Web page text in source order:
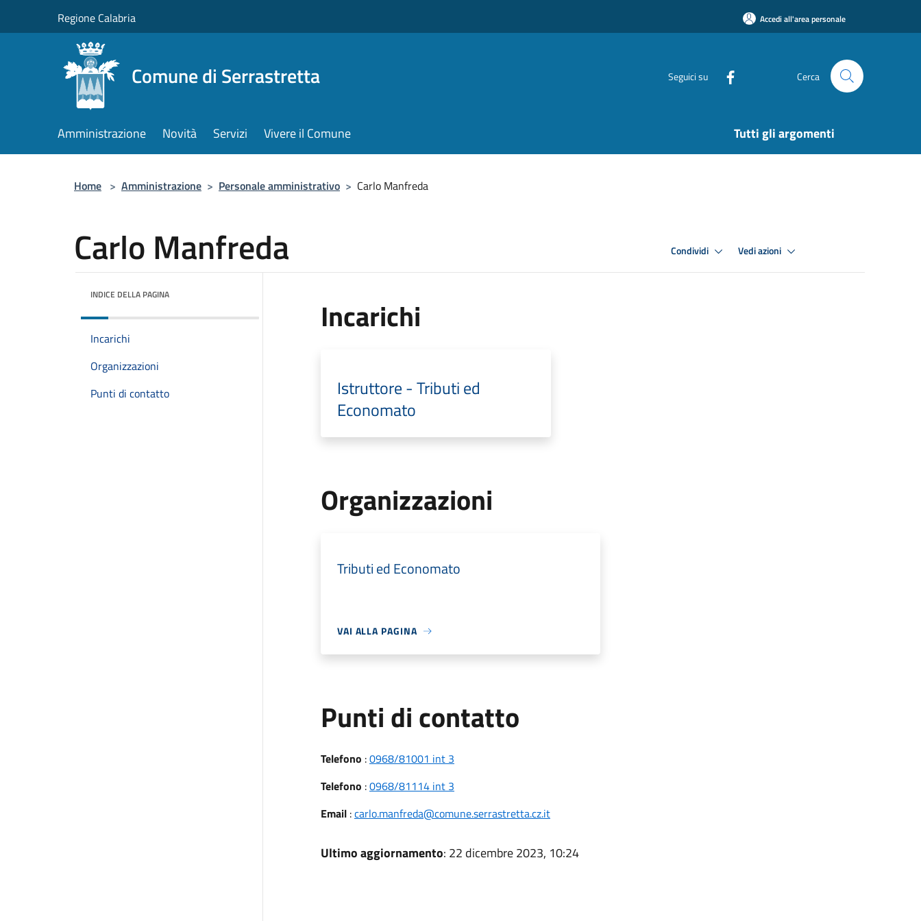
Regione Calabria Accedi all'area personale
Comune di Serrastretta Seguici su Cerca
Amministrazione Novità Servizi Vivere il Comune Tutti gli argomenti
Home > Amministrazione > Personale amministrativo > Carlo Manfreda
Carlo Manfreda Condividi Vedi azioni
INDICE DELLA PAGINA
Incarichi
Organizzazioni
Punti di contatto
Incarichi
Istruttore - Tributi ed
Economato
Organizzazioni
Tributi ed Economato
VAI ALLA PAGINA
Punti di contatto
Telefono :0968/81001 int 3
Telefono :0968/81114 int 3
Email:carlo.manfreda@comune.serrastretta.cz.it
Ultimo aggiornamento: 22 dicembre 2023, 10:24